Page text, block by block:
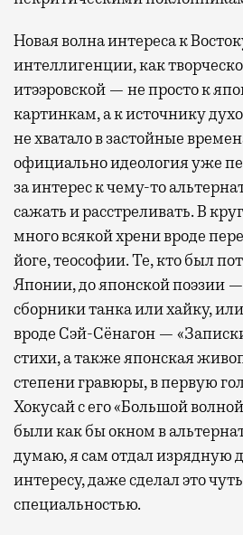
Новая волна интереса к
интеллигенции, как
итээровской — не просто к
картинкам, а к источнику
не хватало в застойные
официально идеология уже
за интерес к чему-то
сажать и расстреливать. В
много всякой хрени вроде
йоге, теософии. Те, кто был
Японии, до японской поэзии
сборники танка или хайку,
вроде Сэй-Сёнагон —
стихи, а также японская
степени гравюры, в первую
Хокусай с его «Большой
были как бы окном в
думаю, я сам отдал изрядную
интересу, даже сделал это
специальностью.